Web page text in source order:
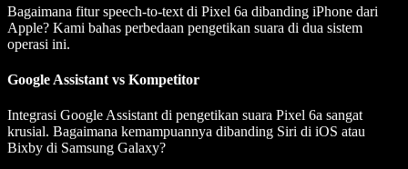
Bagaimana fitur speech-to-text di Pixel 6a dibanding iPhone dari
Apple? Kami bahas perbedaan pengetikan suara di dua sistem
operasi ini.
Google Assistant vs Kompetitor
Integrasi Google Assistant di pengetikan suara Pixel 6a sangat
krusial. Bagaimana kemampuannya dibanding Siri di iOS atau
Bixby di Samsung Galaxy?